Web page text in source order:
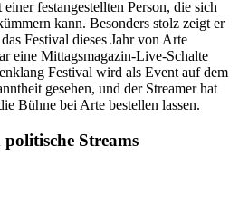
festangestellten Person, die sich
kann. Besonders stolz zeigt er
Festival dieses Jahr von Arte
eine Mittagsmagazin-Live-Schalte
Festival wird als Event auf dem
gesehen, und der Streamer hat
Bühne bei Arte bestellen lassen.
Streams